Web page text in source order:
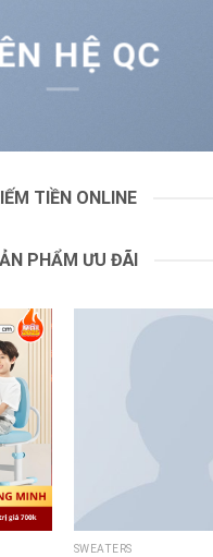
HỆ QC
TIỀN ONLINE
PHẨM ƯU ĐÃI
SWEATERS